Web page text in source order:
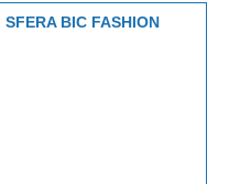
SFERA BIC FASHION